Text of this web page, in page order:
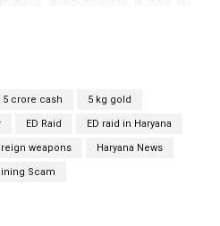
5 crore cash 5 kg gold
ED Raid ED raid in Haryana
weapons Haryana News
Scam